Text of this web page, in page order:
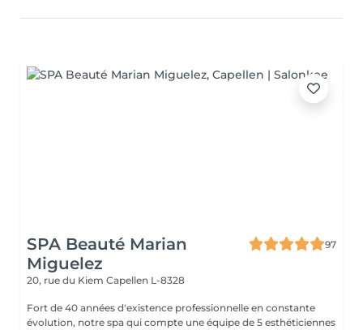
SPA Beauté Marian
Miguelez
97
20, rue du Kiem Capellen L-8328
Fort de 40 années d'existence professionnelle en constante
évolution, notre spa qui compte une équipe de 5 esthéticiennes